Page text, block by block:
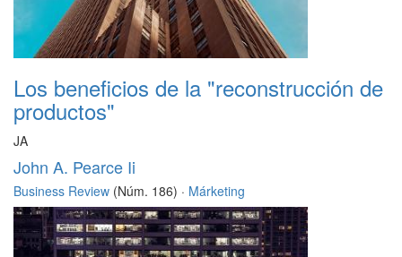
Los beneficios de la "reconstrucción de
productos"
JA
John A. Pearce Ii
Business Review (Núm. 186) · Márketing